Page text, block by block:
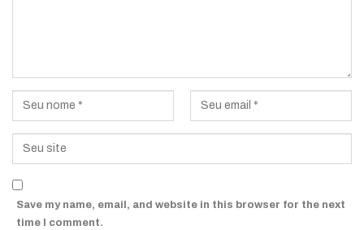
Save my name, email, and website in this browser for the next
time I comment.